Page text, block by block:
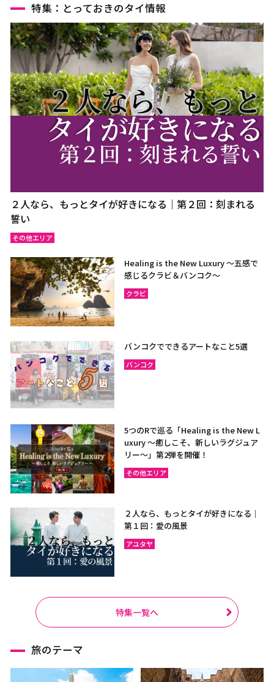
特集：とっておきのタイ情報
２人なら、もっとタイが好きになる｜第２回：刻まれる
誓い
その他エリア
Healing is the New Luxury ～五感で
感じるクラビ＆バンコク～
クラビ
バンコクでできるアートなこと5選
バンコク
5つのRで巡る「Healing is the New L
uxury ～癒しこそ、新しいラグジュア
リー〜」第2弾を開催！
その他エリア
２人なら、もっとタイが好きになる｜
第１回：愛の風景
アユタヤ
特集一覧へ
旅のテーマ